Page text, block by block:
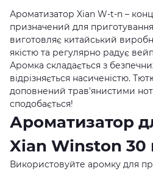
Ароматизатор Xian W-t-n –
призначений для
виготовляє китайський
якістю та регулярно радує
Аромка складається з
відрізняється насиченістю.
доповнений трав'янистими
сподобається!
Ароматизатор
Xian Winston 30
Використовуйте аромку для